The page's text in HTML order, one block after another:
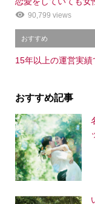
90,799 views
おすすめ
15年以上の運営実
おすすめ記事